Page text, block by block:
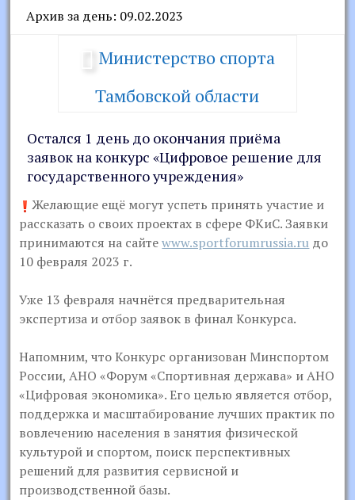
Архив за день: 09.02.2023
Министерство спорта
Тамбовской области
Остался 1 день до окончания приёма
заявок на конкурс «Цифровое решение для
государственного учреждения»
Желающие ещё могут успеть принять участие и
рассказать о своих проектах в сфере ФКиС. Заявки
принимаются на сайтеwww.sportforumrussia.ru до
10 февраля 2023 г.
Уже 13 февраля начнётся предварительная
экспертиза и отбор заявок в финал Конкурса.
Напомним, что Конкурс организован Минспортом
России, АНО «Форум «Спортивная держава» и АНО
«Цифровая экономика». Его целью является отбор,
поддержка и масштабирование лучших практик по
вовлечению населения в занятия физической
культурой и спортом, поиск перспективных
решений для развития сервисной и
производственной базы.